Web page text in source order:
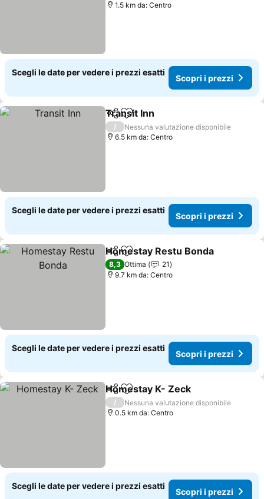
1.5 km da: Centro
Scegli le date per vedere i prezzi esatti
Scopri i prezzi
CondividiAggiungi ai preferiti
Transit Inn
/
Nessuna valutazione disponibile
6.5 km da: Centro
Scegli le date per vedere i prezzi esatti
Scopri i prezzi
CondividiAggiungi ai preferiti
Homestay Restu Bonda
8,3 Ottima
21
9.7 km da: Centro
Scegli le date per vedere i prezzi esatti
Scopri i prezzi
CondividiAggiungi ai preferiti
Homestay K- Zeck
/
Nessuna valutazione disponibile
0.5 km da: Centro
Scegli le date per vedere i prezzi esatti
Scopri i prezzi